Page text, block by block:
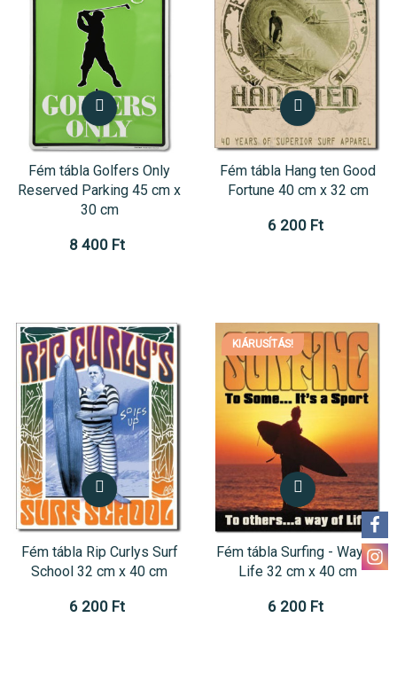
Fém tábla Golfers Only
Reserved Parking 45 cm x
30 cm
8 400 Ft
Fém tábla Hang ten Good
Fortune 40 cm x 32 cm
6 200 Ft
Fém tábla Rip Curlys Surf
School 32 cm x 40 cm
6 200 Ft
KIÁRUSÍTÁS!
Fém tábla Surfing - Way of
Life 32 cm x 40 cm
6 200 Ft